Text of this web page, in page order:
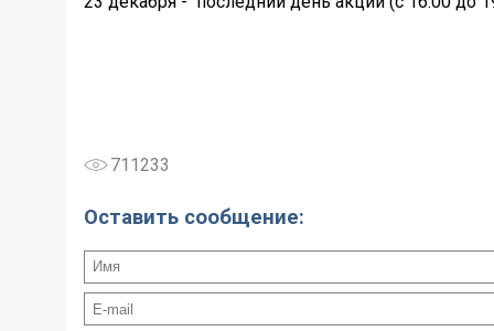
711233
Оставить сообщение: